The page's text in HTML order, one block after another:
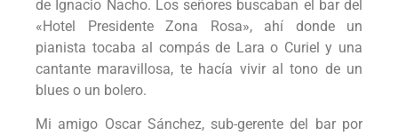
de Ignacio Nacho. Los señores buscaban el bar del
«Hotel Presidente Zona Rosa», ahí donde un
pianista tocaba al compás de Lara o Curiel y una
cantante maravillosa, te hacía vivir al tono de un
blues o un bolero.
Mi amigo Oscar Sánchez, sub-gerente del bar por